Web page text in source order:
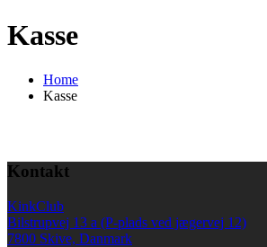
Kasse
Home
Kasse
Kontakt
KinkClub
Bilstrupvej 13 a (P-plads ved jægervej 12)
7800 Skive, Danmark